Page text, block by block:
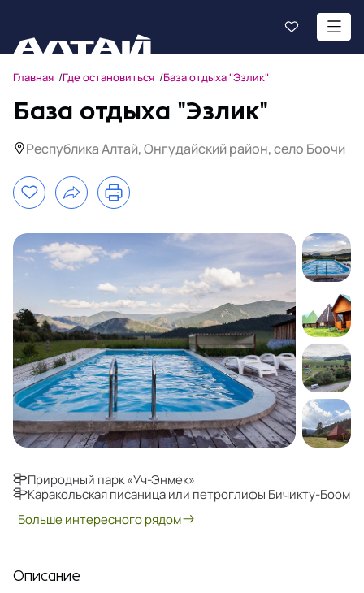
Главная Где остановиться База отдыха "Эзлик"
База отдыха "Эзлик"
Республика Алтай, Онгудайский район, село Боочи
Природный парк «Уч-Энмек»
Каракольская писаница или петроглифы Бичикту-Боом
Больше интересного рядом
Описание